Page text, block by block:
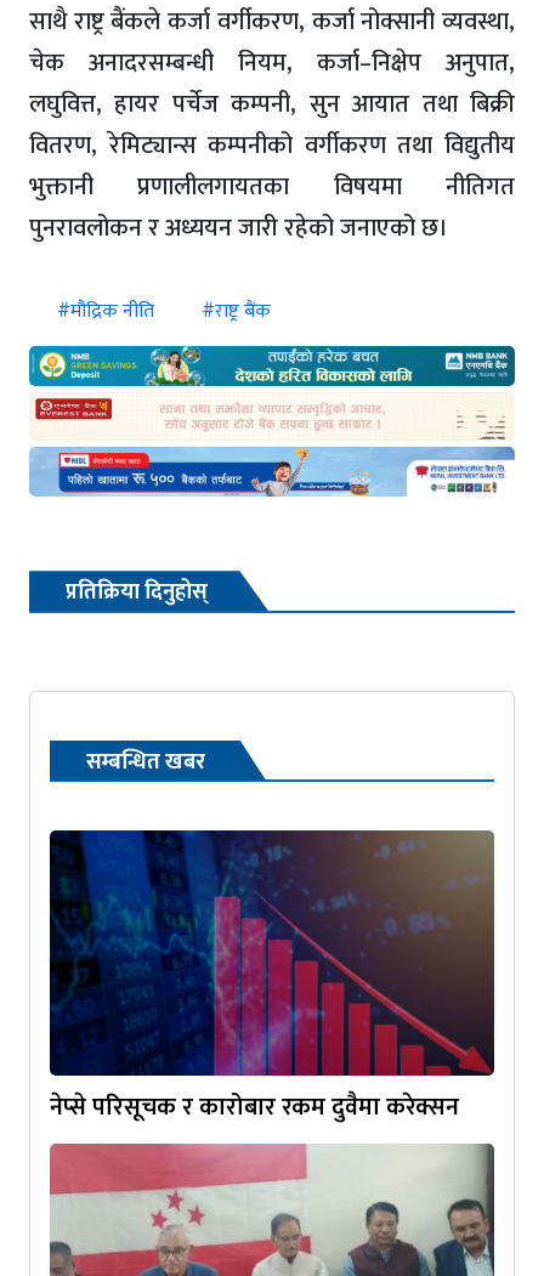
साथै राष्ट्र बैंकले कर्जा वर्गीकरण, कर्जा नोक्सानी व्यवस्था,
चेक अनादरसम्बन्धी नियम, कर्जा–निक्षेप अनुपात,
लघुवित्त, हायर पर्चेज कम्पनी, सुन आयात तथा बिक्री
वितरण, रेमिट्यान्स कम्पनीको वर्गीकरण तथा विद्युतीय
भुक्तानी प्रणालीलगायतका विषयमा नीतिगत
पुनरावलोकन र अध्ययन जारी रहेको जनाएको छ।
#मौद्रिक नीति #राष्ट्र बैंक
प्रतिक्रिया दिनुहोस्
सम्बन्धित खबर
नेप्से परिसूचक र कारोबार रकम दुवैमा करेक्सन